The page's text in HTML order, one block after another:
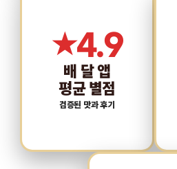
★4.9
배 달 앱
평균 별점
검증된 맛과 후기